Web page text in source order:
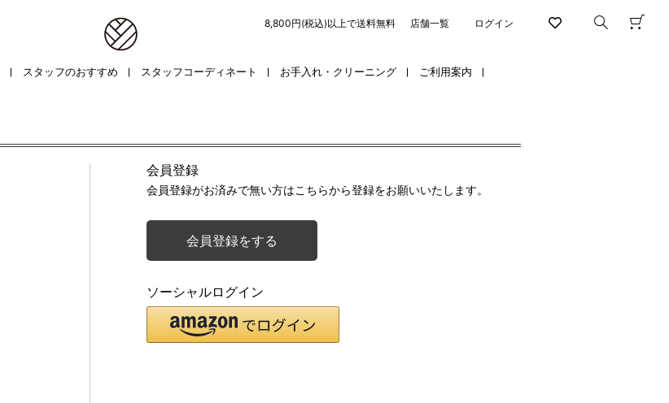
ログイン
8,800円(税込)以上で送料無料 店舗一覧
スタッフのおすすめ スタッフコーディネート お手入れ・クリーニング ご利用案内
会員登録
会員登録がお済みで無い方はこちらから登録をお願いいたします。
会員登録をする
ソーシャルログイン